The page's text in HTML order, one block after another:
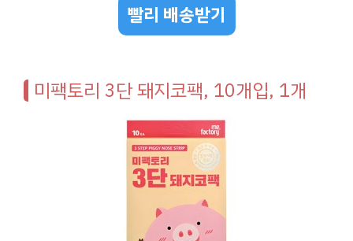
빨리 배송받기
미팩토리 3단 돼지코팩, 10개입, 1개